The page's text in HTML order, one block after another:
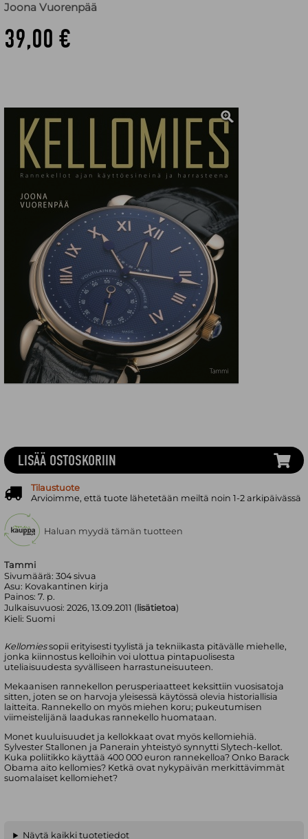
Joona Vuorenpää
39,00 €
Tammi
Sivumäärä:304sivua
Asu: Kovakantinen kirja
Painos:7. p.
Julkaisuvuosi:2026, 13.09.2011 (lisätietoa)
Kieli:Suomi
Kellomiessopii erityisesti tyylistä ja tekniikasta pitävälle miehelle,
jonka kiinnostus kelloihin voi ulottua pintapuolisesta
uteliaisuudesta syvälliseen harrastuneisuuteen.
Mekaanisen rannekellon perusperiaatteet keksittiin vuosisatoja
sitten, joten se on harvoja yleisessä käytössä olevia historiallisia
laitteita. Rannekello on myös miehen koru; pukeutumisen
viimeistelijänä laadukas rannekello huomataan.
Monet kuuluisuudet ja kellokkaat ovat myös kellomiehiä.
Sylvester Stallonen ja Panerain yhteistyö synnytti Slytech-kellot.
Kuka poliitikko käyttää 400 000 euron rannekelloa? Onko Barack
Obama aito kellomies? Ketkä ovat nykypäivän merkittävimmät
suomalaiset kellomiehet?
LISÄÄ OSTOSKORIIN
Tilaustuote
Arvioimme, että tuote lähetetään meiltä noin 1-2 arkipäivässä
Haluan myydä tämän tuotteen
Näytä kaikki tuotetiedot